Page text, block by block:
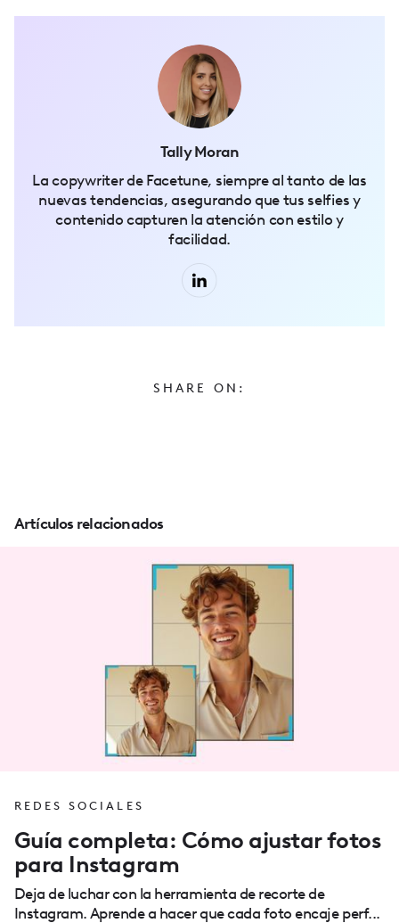
SHARE ON:
Tally Moran
La copywriter de Facetune, siempre al tanto de las
nuevas tendencias, asegurando que tus selfies y
contenido capturen la atención con estilo y
facilidad.
Artículos relacionados
REDES SOCIALES
Guía completa: Cómo ajustar fotos
para Instagram
Deja de luchar con la herramienta de recorte de
Instagram. Aprende a hacer que cada foto encaje perf...